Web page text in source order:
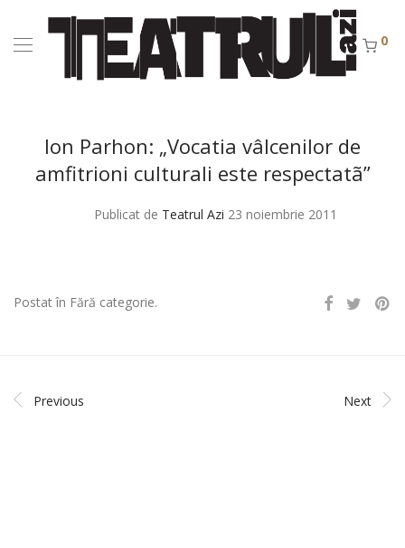
0
Ion Parhon: „Vocatia vâlcenilor de
amfitrioni culturali este respectatã”
Publicat de Teatrul Azi 23 noiembrie 2011
Postat în Fără categorie.
Previous Next